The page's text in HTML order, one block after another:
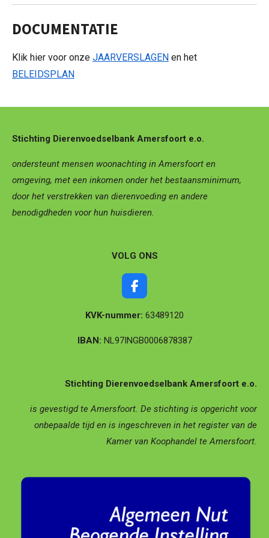
DOCUMENTATIE
Klik hier voor onze JAARVERSLAGEN en het
BELEIDSPLAN
Stichting Dierenvoedselbank Amersfoort e.o.
ondersteunt mensen woonachting in Amersfoort en
omgeving, met een inkomen onder het bestaansminimum,
door het verstrekken van dierenvoeding en andere
benodigdheden voor hun huisdieren.
VOLG ONS
F
a
c
b
KVK-nummer: 63489120
IBAN: NL97INGB0006878387
Stichting Dierenvoedselbank Amersfoort e.o.
is gevestigd te Amersfoort. De stichting is opgericht voor
onbepaalde tijd en is ingeschreven in het register van de
Kamer van Koophandel te Amersfoort.